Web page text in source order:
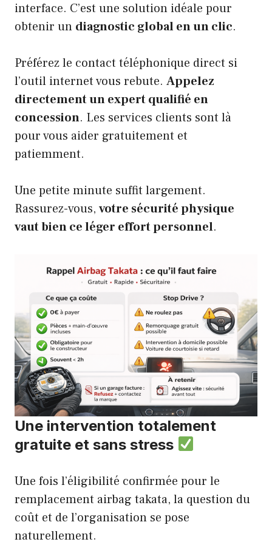
interface. C’est une solution idéale pour
obtenir un diagnostic global en un clic.
Préférez le contact téléphonique direct si
l’outil internet vous rebute. Appelez
directement un expert qualifié en
concession. Les services clients sont là
pour vous aider gratuitement et
patiemment.
Une petite minute suffit largement.
Rassurez-vous, votre sécurité physique
vaut bien ce léger effort personnel.
Une intervention totalement
gratuite et sans stress
Une fois l’éligibilité confirmée pour le
remplacement airbag takata, la question du
coût et de l’organisation se pose
naturellement.